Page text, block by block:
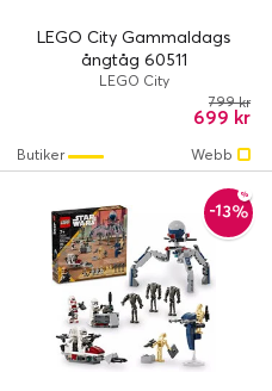
LEGO City Gammaldags
ångtåg 60511
LEGO City
699 kr
799 kr
Webb
Butiker
-13%